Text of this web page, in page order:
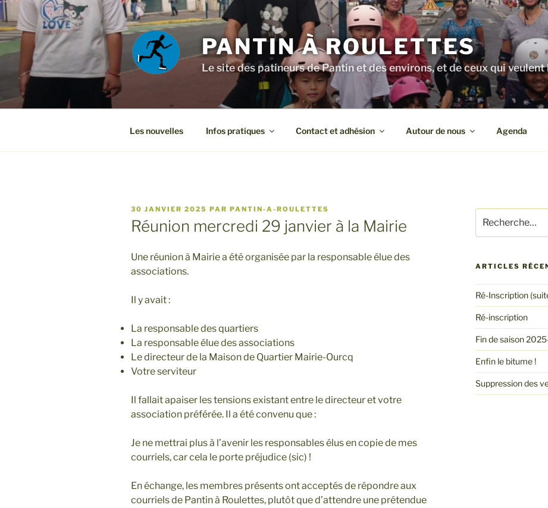
Aller
au
contenu
principal
PANTIN À ROULETTES
Le site des patineurs de Pantin et des environs, et de ceux qui veulent
Les nouvelles Infos pratiques Contact et adhésion Autour de nous Agenda
PUBLIÉ
LE
30 JANVIER 2025 PAR PANTIN-A-ROULETTES
Réunion mercredi 29 janvier à la Mairie
Une réunion à Mairie a été organisée par la responsable élue des
associations.
Il y avait :
La responsable des quartiers
La responsable élue des associations
Le directeur de la Maison de Quartier Mairie-Ourcq
Votre serviteur
Il fallait apaiser les tensions existant entre le directeur et votre
association préférée. Il a été convenu que :
Je ne mettrai plus à l’avenir les responsables élus en copie de mes
courriels, car cela le porte préjudice (sic) !
En échange, les membres présents ont acceptés de répondre aux
courriels de Pantin à Roulettes, plutôt que d’attendre une prétendue
pour
:
ARTICLES
Ré-Inscription
Ré-inscription
Fin de saison
Enfin le bitume !
Suppression des